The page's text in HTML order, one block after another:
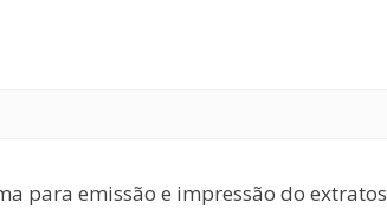
para emissão e impressão do extratos